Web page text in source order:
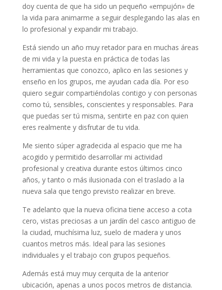
doy cuenta de que ha sido un pequeño «empujón» de
la vida para animarme a seguir desplegando las alas en
lo profesional y expandir mi trabajo.
Está siendo un año muy retador para en muchas áreas
de mi vida y la puesta en práctica de todas las
herramientas que conozco, aplico en las sesiones y
enseño en los grupos, me ayudan cada día. Por eso
quiero seguir compartiéndolas contigo y con personas
como tú, sensibles, conscientes y responsables. Para
que puedas ser tú misma, sentirte en paz con quien
eres realmente y disfrutar de tu vida.
Me siento súper agradecida al espacio que me ha
acogido y permitido desarrollar mi actividad
profesional y creativa durante estos últimos cinco
años, y tanto o más ilusionada con el traslado a la
nueva sala que tengo previsto realizar en breve.
Te adelanto que la nueva oficina tiene acceso a cota
cero, vistas preciosas a un jardín del casco antiguo de
la ciudad, muchísima luz, suelo de madera y unos
cuantos metros más. Ideal para las sesiones
individuales y el trabajo con grupos pequeños.
Además está muy muy cerquita de la anterior
ubicación, apenas a unos pocos metros de distancia.